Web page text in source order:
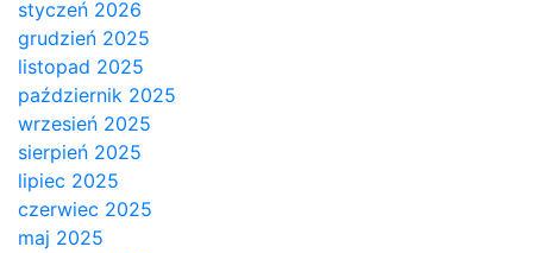
styczeń 2026
grudzień 2025
listopad 2025
październik 2025
wrzesień 2025
sierpień 2025
lipiec 2025
czerwiec 2025
maj 2025